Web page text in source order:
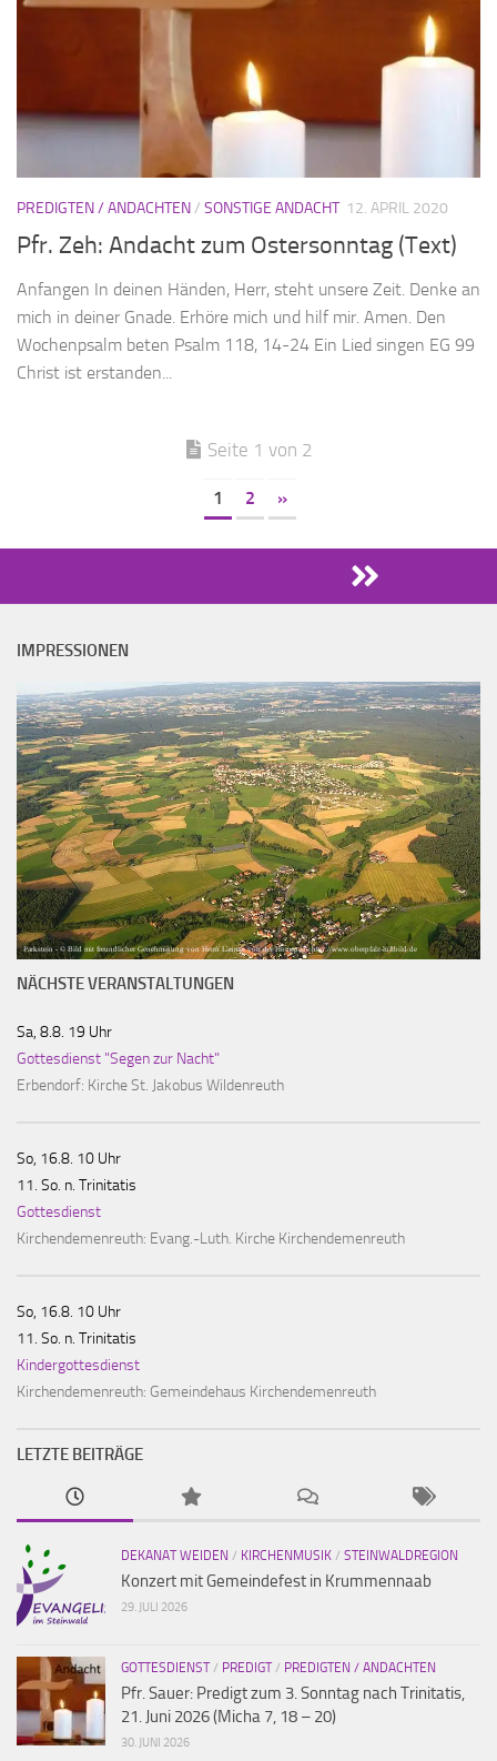
PREDIGTEN / ANDACHTEN/ SONSTIGE ANDACHT 12. APRIL 2020
Pfr. Zeh: Andacht zum Ostersonntag (Text)
Anfangen In deinen Händen, Herr, steht unsere Zeit. Denke an
mich in deiner Gnade. Erhöre mich und hilf mir. Amen. Den
Wochenpsalm beten Psalm 118, 14-24 Ein Lied singen EG 99
Christ ist erstanden...
Seite 1 von 2
1 2 »
IMPRESSIONEN
Parkstein - © Bild mit freundlicher Genehmigung von Herrn Laumer von der Homepage http://www.oberpfalz-luftbild.de
NÄCHSTE VERANSTALTUNGEN
Sa, 8.8. 19 Uhr
Gottesdienst "Segen zur Nacht"
Erbendorf: Kirche St. Jakobus Wildenreuth
So, 16.8. 10 Uhr
11. So. n. Trinitatis
Gottesdienst
Kirchendemenreuth: Evang.-Luth. Kirche Kirchendemenreuth
So, 16.8. 10 Uhr
11. So. n. Trinitatis
Kindergottesdienst
Kirchendemenreuth: Gemeindehaus Kirchendemenreuth
LETZTE BEITRÄGE
DEKANAT WEIDEN / KIRCHENMUSIK / STEINWALDREGION
Konzert mit Gemeindefest in Krummennaab
29. JULI 2026
GOTTESDIENST/ PREDIGT/ PREDIGTEN / ANDACHTEN
Pfr. Sauer: Predigt zum 3. Sonntag nach Trinitatis,
21. Juni 2026 (Micha 7, 18 – 20)
30. JUNI 2026